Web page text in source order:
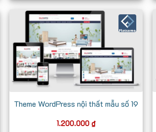
Theme WordPress nội thất mẫu số 19
1.200.000 ₫